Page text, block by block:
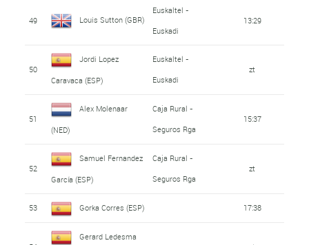
49 Louis Sutton (GBR)
Euskaltel -
Euskadi
13:29
50
Jordi Lopez
Caravaca (ESP)
Euskaltel -
Euskadi
zt
51
Alex Molenaar
(NED)
Caja Rural -
Seguros Rga
15:37
52
Samuel Fernandez
García (ESP)
Caja Rural -
Seguros Rga
zt
53 Gorka Corres (ESP) 17:38
Gerard Ledesma